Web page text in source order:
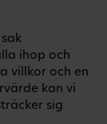
ihop och
villkor och en
kan vi
sig